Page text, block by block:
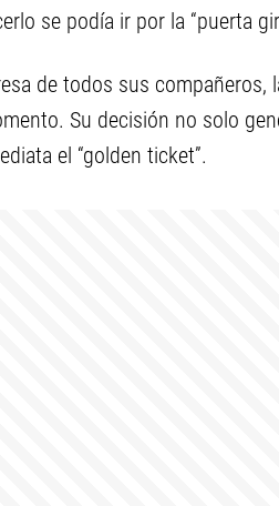
se podía ir por la “puerta
de todos sus
Su decisión no solo
el “golden ticket”.